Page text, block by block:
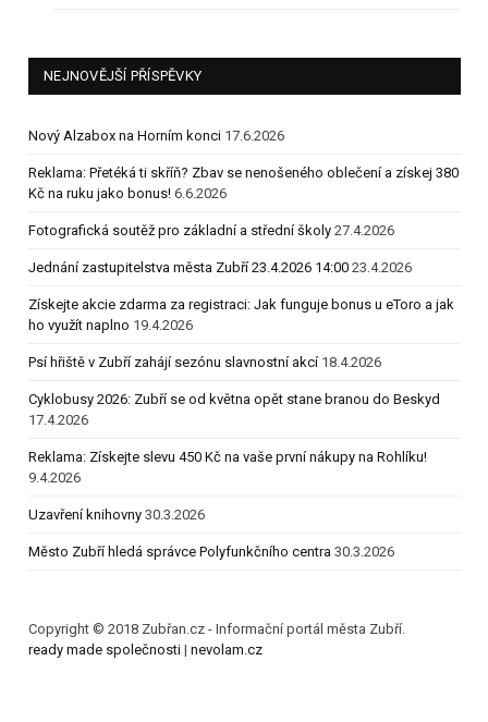
NEJNOVĚJŠÍ PŘÍSPĚVKY
Nový Alzabox na Horním konci 17.6.2026
Reklama: Přetéká ti skříň? Zbav se nenošeného oblečení a získej 380
Kč na ruku jako bonus! 6.6.2026
Fotografická soutěž pro základní a střední školy 27.4.2026
Jednání zastupitelstva města Zubří 23.4.2026 14:00 23.4.2026
Získejte akcie zdarma za registraci: Jak funguje bonus u eToro a jak
ho využít naplno 19.4.2026
Psí hřiště v Zubří zahájí sezónu slavnostní akcí 18.4.2026
Cyklobusy 2026: Zubří se od května opět stane branou do Beskyd
17.4.2026
Reklama: Získejte slevu 450 Kč na vaše první nákupy na Rohlíku!
9.4.2026
Uzavření knihovny 30.3.2026
Město Zubří hledá správce Polyfunkčního centra 30.3.2026
Copyright © 2018 Zubřan.cz - Informační portál města Zubří.
ready made společnosti | nevolam.cz